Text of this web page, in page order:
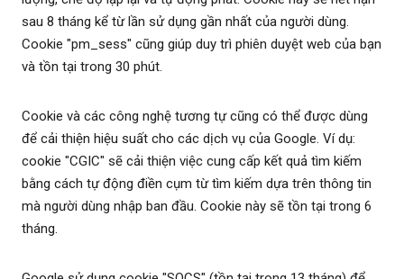
sau 8 tháng kể từ lần sử dụng gần nhất của người dùng.
Cookie "pm_sess" cũng giúp duy trì phiên duyệt web của bạn
và tồn tại trong 30 phút.
Cookie và các công nghệ tương tự cũng có thể được dùng
để cải thiện hiệu suất cho các dịch vụ của Google. Ví dụ:
cookie "CGIC" sẽ cải thiện việc cung cấp kết quả tìm kiếm
bằng cách tự động điền cụm từ tìm kiếm dựa trên thông tin
mà người dùng nhập ban đầu. Cookie này sẽ tồn tại trong 6
tháng.